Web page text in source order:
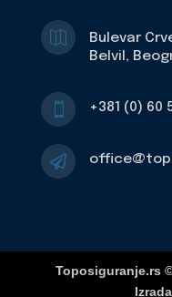
Bulevar
Belvil,
+381 (0) 60

Toposiguranje.rs